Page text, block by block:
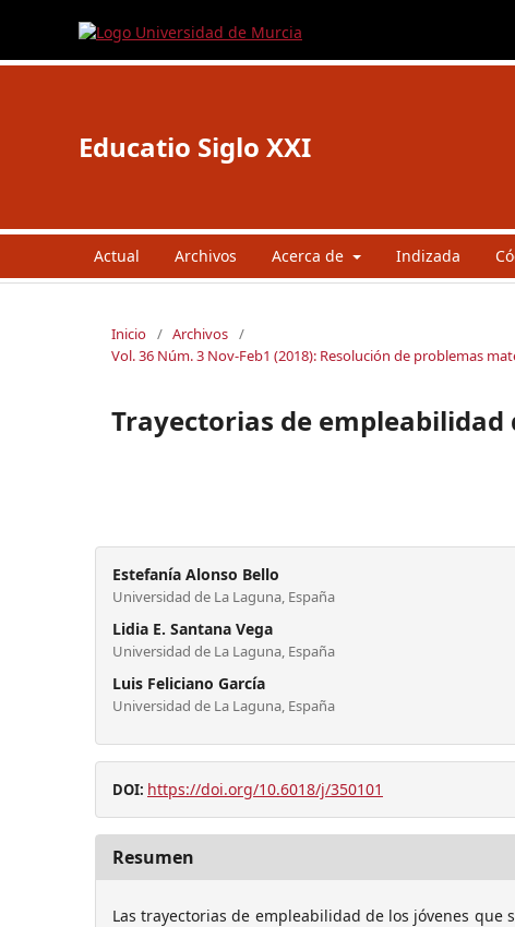
Educatio Siglo XXI
Actual Archivos Acerca de Indizada
Inicio / Archivos /
Vol. 36 Núm. 3 Nov-Feb1 (2018): Resolución de problemas
Trayectorias de
Estefanía Alonso Bello
Universidad de La Laguna, España
Lidia E. Santana Vega
Universidad de La Laguna, España
Luis Feliciano García
Universidad de La Laguna, España
DOI: https://doi.org/10.6018/j/350101
Resumen
Las trayectorias de empleabilidad de los jóvenes